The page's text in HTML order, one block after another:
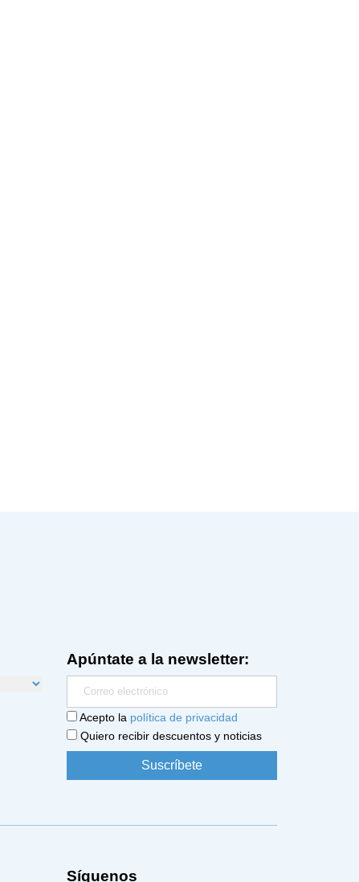
Apúntate a la newsletter:
Acepto la política de privacidad
Quiero recibir descuentos y noticias
Síguenos